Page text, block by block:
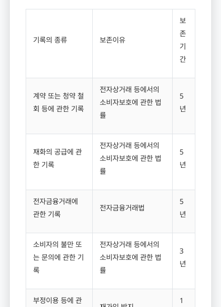
기록의 종류 보존이유
보
존
기
간
계약 또는 청약 철
회 등에 관한 기록
전자상거래 등에서의
소비자보호에 관한 법
률
5
년
재화의 공급에 관
한 기록
전자상거래 등에서의
소비자보호에 관한 법
률
5
년
전자금융거래에
관한 기록
전자금융거래법
5
년
소비자의 불만 또
는 문의에 관한 기
록
전자상거래 등에서의
소비자보호에 관한 법
률
3
년
부정이용 등에 관
1